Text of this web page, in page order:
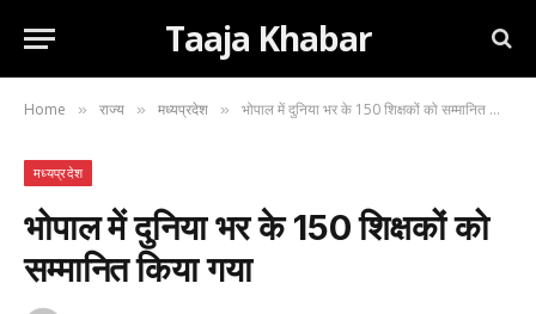
Taaja Khabar
Home » राज्य » मध्यप्रदेश » भोपाल में दुनिया भर के 150 शिक्षकों को सम्मानित किया गया
मध्यप्रदेश
भोपाल में दुनिया भर के 150 शिक्षकों को
सम्मानित किया गया